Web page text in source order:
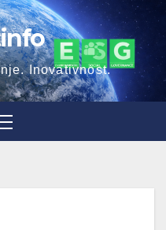
Inovativnost.